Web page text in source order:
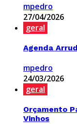
mpedro
27/04/2026
geral
Agenda
mpedro
24/03/2026
geral
Orçamento
Vinhos